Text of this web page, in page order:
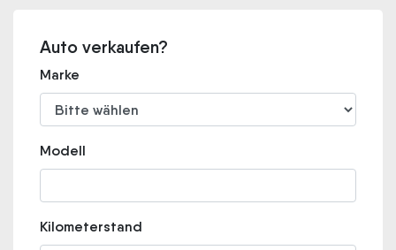
Auto verkaufen?
Marke
Modell
Kilometerstand